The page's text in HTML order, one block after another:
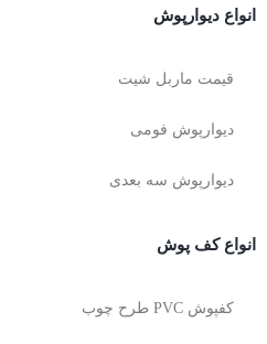
انواع دیوارپوش
قیمت ماربل شیت
دیوارپوش فومی
دیوارپوش سه بعدی
انواع کف پوش
کفپوش PVC طرح چوب